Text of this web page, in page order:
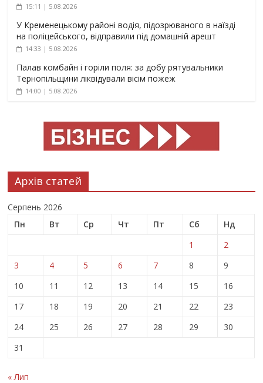
15:11 | 5.08.2026
У Кременецькому районі водія, підозрюваного в наїзді
на поліцейського, відправили під домашній арешт
14:33 | 5.08.2026
Палав комбайн і горіли поля: за добу рятувальники
Тернопільщини ліквідували вісім пожеж
14:00 | 5.08.2026
Архів статей
Серпень 2026
Пн
Вт Ср Чт Пт Сб
Нд
1
2
3
4 5 6 7 8
9
10
11 12 13 14 15
16
17
18 19 20 21 22
23
24
25 26 27 28 29
30
31
« Лип